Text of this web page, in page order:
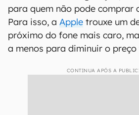
para quem não pode comprar
Para isso, a Apple trouxe um
próximo do fone mais caro,
a menos para diminuir o preço
CONTINUA APÓS A